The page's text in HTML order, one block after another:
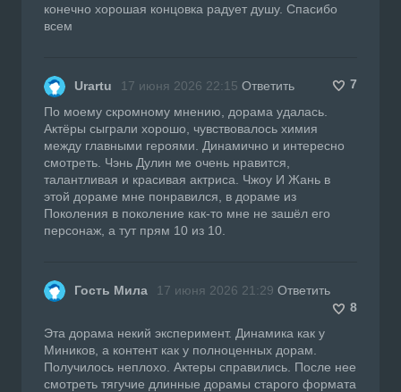
конечно хорошая концовка радует душу. Спасибо
всем
Urartu 17 июня 2026 22:15 Ответить
7
По моему скромному мнению, дорама удалась.
Актёры сыграли хорошо, чувствовалось химия
между главными героями. Динамично и интересно
смотреть. Чэнь Дулин ме очень нравится,
талантливая и красивая актриса. Чжоу И Жань в
этой дораме мне понравился, в дораме из
Поколения в поколение как-то мне не зашёл его
персонаж, а тут прям 10 из 10.
Гость Мила 17 июня 2026 21:29 Ответить
8
Эта дорама некий эксперимент. Динамика как у
Миников, а контент как у полноценных дорам.
Получилось неплохо. Актеры справились. После нее
смотреть тягучие длинные дорамы старого формата